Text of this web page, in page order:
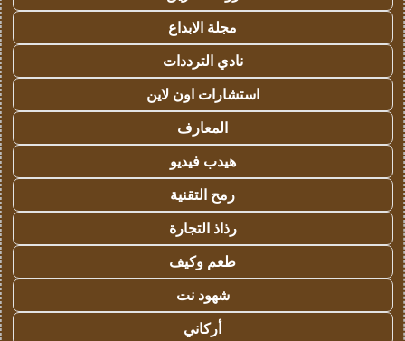
مجلة الابداع
نادي الترددات
استشارات اون لاين
المعارف
هيدب فيديو
رمح التقنية
رذاذ التجارة
طعم وكيف
شهود نت
أركاني